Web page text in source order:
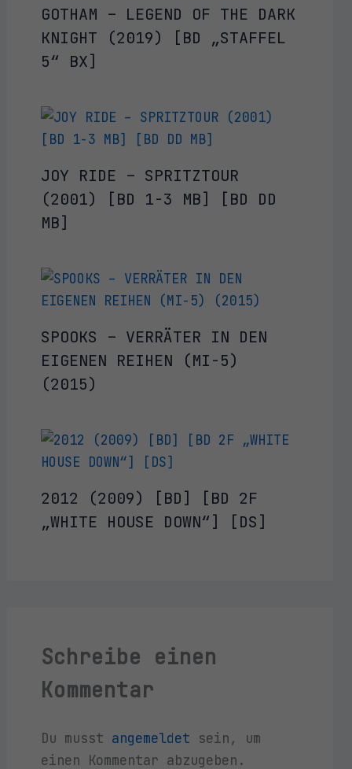
GOTHAM – LEGEND OF THE DARK
KNIGHT (2019) [BD „STAFFEL
5“ BX]
JOY RIDE – SPRITZTOUR
(2001) [BD 1-3 MB] [BD DD
MB]
SPOOKS – VERRÄTER IN DEN
EIGENEN REIHEN (MI-5)
(2015)
2012 (2009) [BD] [BD 2F
„WHITE HOUSE DOWN“] [DS]
Schreibe einen
Kommentar
Du musst angemeldet sein, um
einen Kommentar abzugeben.